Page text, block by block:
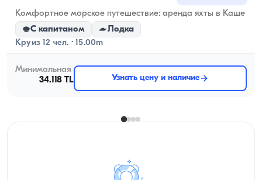
Комфортное морское путешествие: аренда яхты в Каше
С капитаном
Лодка
Круиз 12 чел. · 15.00m
Минимальная
34.118 TL
Узнать цену и наличие